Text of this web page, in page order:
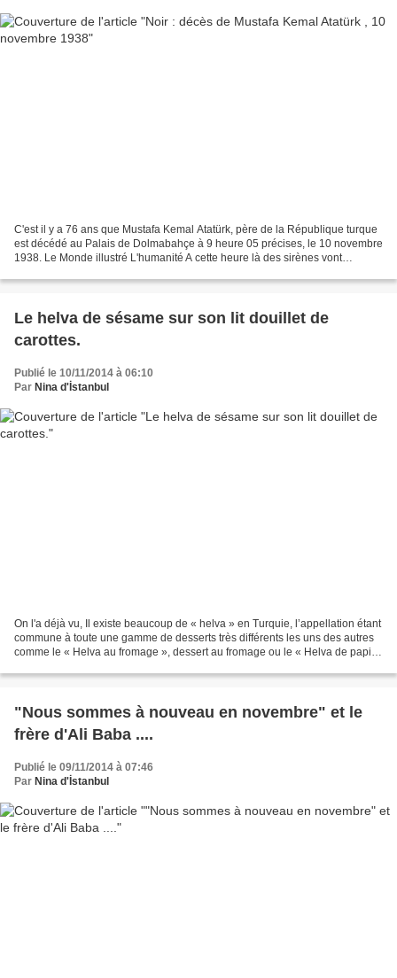
C'est il y a 76 ans que Mustafa Kemal Atatürk, père de la République turque
est décédé au Palais de Dolmabahçe à 9 heure 05 précises, le 10 novembre
1938. Le Monde illustré L'humanité A cette heure là des sirènes vont
Le helva de sésame sur son lit douillet de
carottes.
Publié le 10/11/2014 à 06:10
Par Nina d'İstanbul
On l'a déjà vu, Il existe beaucoup de « helva » en Turquie, l’appellation étant
commune à toute une gamme de desserts très différents les uns des autres
comme le « Helva au fromage », dessert au fromage ou le « Helva de papier
"Nous sommes à nouveau en novembre" et le
frère d'Ali Baba ....
Publié le 09/11/2014 à 07:46
Par Nina d'İstanbul